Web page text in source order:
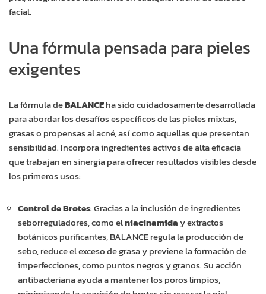
facial.
Una fórmula pensada para pieles
exigentes
La fórmula deBALANCEha sido cuidadosamente desarrollada
para abordar los desafíos específicos de las pieles mixtas,
grasas o propensas al acné, así como aquellas que presentan
sensibilidad. Incorpora ingredientes activos de alta eficacia
que trabajan en sinergia para ofrecer resultados visibles desde
los primeros usos:
Control de Brotes: Gracias a la inclusión de ingredientes
seborreguladores, como elniacinamiday extractos
botánicos purificantes, BALANCE regula la producción de
sebo, reduce el exceso de grasa y previene la formación de
imperfecciones, como puntos negros y granos. Su acción
antibacteriana ayuda a mantener los poros limpios,